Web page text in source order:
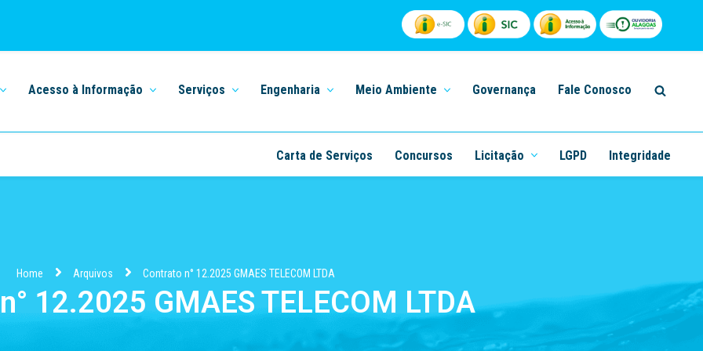
Acesso à Informação Serviços Engenharia Meio Ambiente Governança Fale Conosco
Carta de Serviços Concursos Licitação LGPD Integridade
Home Arquivos Contrato n° 12.2025 GMAES TELECOM LTDA
12.2025 GMAES TELECOM LTDA